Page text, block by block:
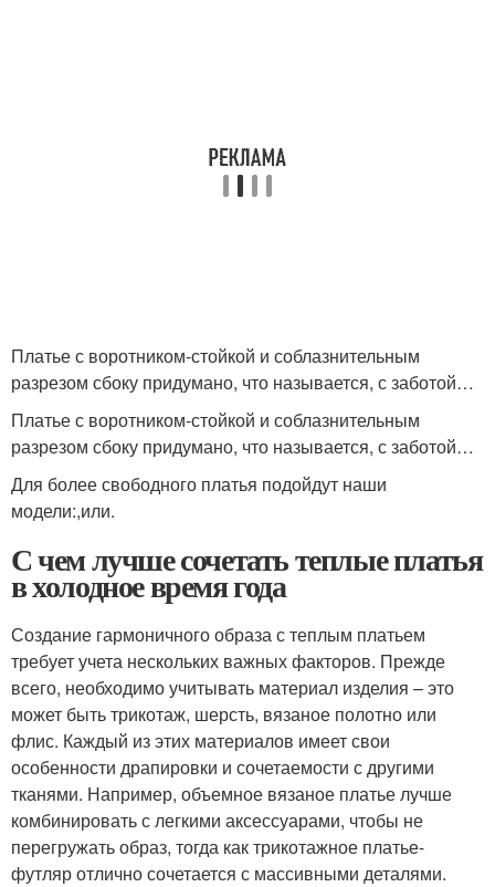
Платье с воротником-стойкой и соблазнительным
разрезом сбоку придумано, что называется, с заботой…
Платье с воротником-стойкой и соблазнительным
разрезом сбоку придумано, что называется, с заботой…
Для более свободного платья подойдут наши
модели:,или.
С чем лучше сочетать теплые платья
в холодное время года
Создание гармоничного образа с теплым платьем
требует учета нескольких важных факторов. Прежде
всего, необходимо учитывать материал изделия – это
может быть трикотаж, шерсть, вязаное полотно или
флис. Каждый из этих материалов имеет свои
особенности драпировки и сочетаемости с другими
тканями. Например, объемное вязаное платье лучше
комбинировать с легкими аксессуарами, чтобы не
перегружать образ, тогда как трикотажное платье-
футляр отлично сочетается с массивными деталями.